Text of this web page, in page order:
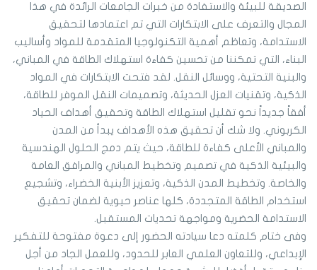
الصديقة للبيئة والاستفادة من خبرات الجامعات الرائدة في هذا
المجال والتعرف على الابتكارات التي تم اعتمادها لتحقيق
الاستدامة، وتعاظم أهمية التكنولوجيا المتقدمة للمواد وأساليب
البناء، التي تمكننا من تحسين كفاءة استهلاك الطاقة في المباني،
والبنية التحتية، ووسائل النقل. لقد فتحت الابتكارات في المواد
الذكية، وتقنيات العزل الحديثة، وتصميمات النقل الموفر للطاقة،
أفقاً جديداً نحو تقليل استهلاك الطاقة وتحقيق أهداف الحياد
الكربوني. ولا شك أن تحقيق هذه الأهداف يبدأ من المدن
والمباني الأعلى كفاءة للطاقة، حيث يتم دمج الحلول الهندسية
والبيئية الذكية في تصميم وتخطيط المباني والمرافق العامة
والخاصة. وتخطيط المدن الذكية، وتعزيز الأبنية الخضراء، وتشجيع
استخدام الطاقة المتجددة، كلها عناصر حيوية لضمان تحقيق
الاستدامة الحضرية ومواجهة تحديات المستقبل.
وفى ختام كلمته دعا سيادته الحضور إلى دعوة مفتوحة للتفكير
الإبداعي، وللتعاون العلمي العابر للحدود، وللعمل الجاد من أجل